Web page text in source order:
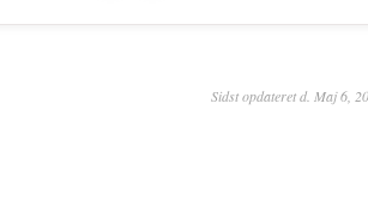
Sidst opdateret d. Maj 6,